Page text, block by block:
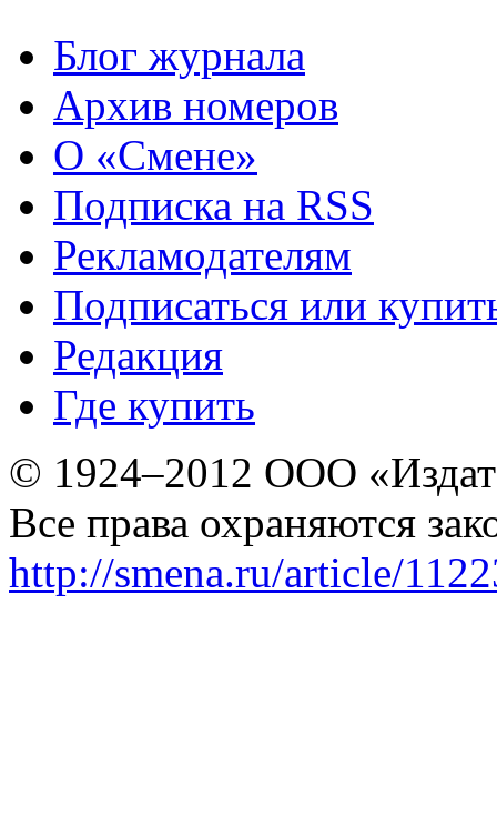
Блог журнала
Архив номеров
О «Смене»
Подписка на RSS
Рекламодателям
Подписаться или
Редакция
Где купить
© 1924–2012 ООО
Все права охраняются
http://smena.ru/article/